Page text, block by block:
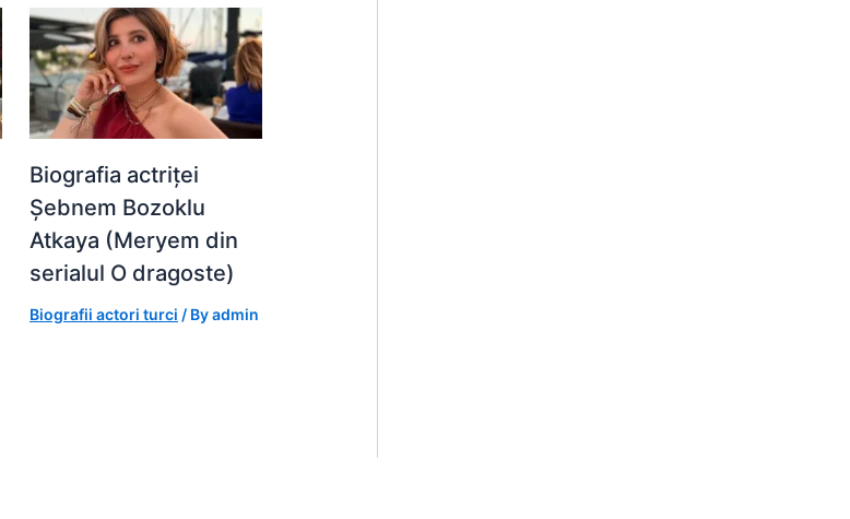
Biografia actriței
Șebnem Bozoklu
Atkaya (Meryem din
serialul O dragoste)
Biografii actori turci / Byadmin